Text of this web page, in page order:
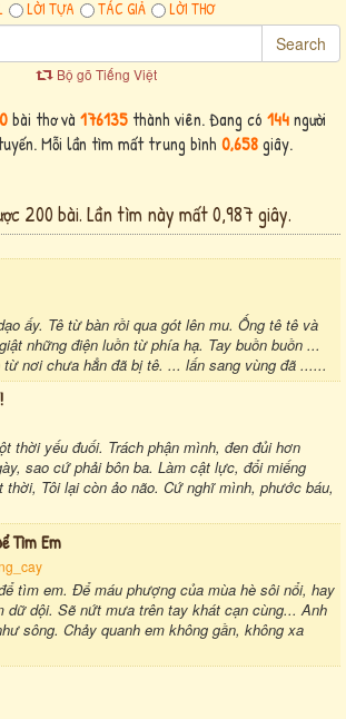
LỜI TỰA TÁC GIẢ LỜI THƠ
Search
Bộ gõ Tiếng Việt
bài thơ và 176135 thành viên. Đang có 144người
Mỗi lần tìm mất trung bình 0,658giây.
200 bài. Lần tìm này mất 0,987 giây.
ấy. Tê từ bàn rồi qua gót lên mu. Ống tê tê và
những điện luồn từ phía hạ. Tay buồn buồn ...
nơi chưa hẳn đã bị tê. ... lấn sang vùng đã ......
thời yếu đuối. Trách phận mình, đen đủi hơn
sao cứ phải bôn ba. Làm cật lực, đổi miếng
thời, Tôi lại còn ảo não. Cứ nghĩ mình, phước báu,
Tìm Em
tìm em. Để máu phượng của mùa hè sôi nổi, hay
dữ dội. Sẽ nứt mưa trên tay khát cạn cùng... Anh
sông. Chảy quanh em không gần, không xa